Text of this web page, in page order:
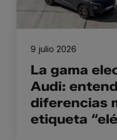
La gama
Audi:
diferencias
etiqueta
9 julio 2026